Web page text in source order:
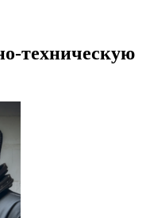
техническую